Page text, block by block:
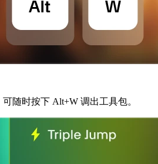
随时按下 Alt+W 调出工具包。